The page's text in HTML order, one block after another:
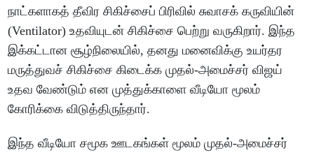
நாட்களாகத் தீவிர சிகிச்சைப் பிரிவில் சுவாசக் கருவியின்
(Ventilator) உதவியுடன் சிகிச்சை பெற்று வருகிறார். இந்த
இக்கட்டான சூழ்நிலையில், தனது மனைவிக்கு உயர்தர
மருத்துவச் சிகிச்சை கிடைக்க முதல்-அமைச்சர் விஜய்
உதவ வேண்டும் என முத்துக்காளை வீடியோ மூலம்
கோரிக்கை விடுத்திருந்தார்.
இந்த வீடியோ சமூக ஊடகங்கள் மூலம் முதல்-அமைச்சர்